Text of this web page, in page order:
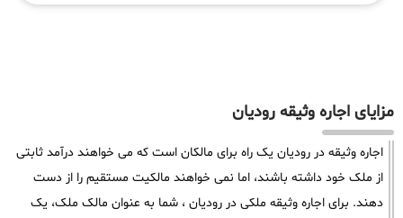
مزایای اجاره وثیقه رودیان
اجاره وثیقه در رودیان یک راه برای مالکان است که می خواهند درآمد ثابتی
از ملک خود داشته باشند، اما نمی خواهند مالکیت مستقیم را از دست
دهند. برای اجاره وثیقه ملکی در رودیان ، شما به عنوان مالک ملک، یک